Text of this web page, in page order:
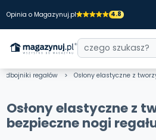
Opinia o Magazynuj.pl 4.8
Odbojniki regałów Osłony elastyczne z
Osłony elastyczne z
bezpieczne nogi